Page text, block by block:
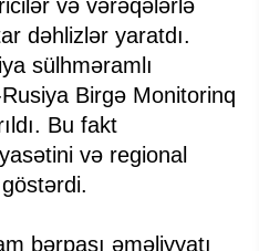
və vərəqələrlə
dəhlizlər yaratdı.
sülhməramlı
Birgə Monitorinq
Bu fakt
və regional
bərpası əməliyyatı